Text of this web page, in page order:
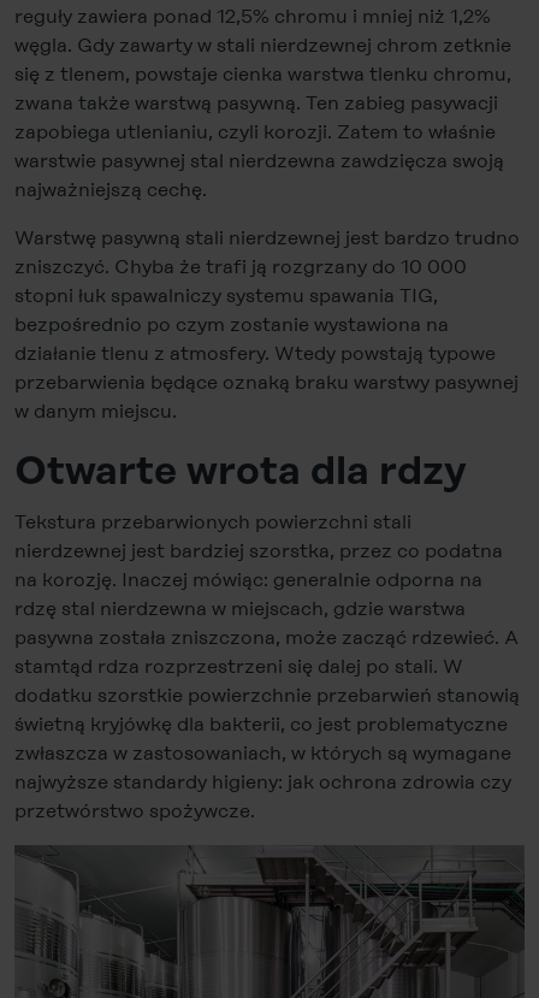
reguły zawiera ponad 12,5% chromu i mniej niż 1,2%
węgla. Gdy zawarty w stali nierdzewnej chrom zetknie
się z tlenem, powstaje cienka warstwa tlenku chromu,
zwana także warstwą pasywną. Ten zabieg pasywacji
zapobiega utlenianiu, czyli korozji. Zatem to właśnie
warstwie pasywnej stal nierdzewna zawdzięcza swoją
najważniejszą cechę.
Warstwę pasywną stali nierdzewnej jest bardzo trudno
zniszczyć. Chyba że trafi ją rozgrzany do 10 000
stopni łuk spawalniczy systemu spawania TIG,
bezpośrednio po czym zostanie wystawiona na
działanie tlenu z atmosfery. Wtedy powstają typowe
przebarwienia będące oznaką braku warstwy pasywnej
w danym miejscu.
Otwarte wrota dla rdzy
Tekstura przebarwionych powierzchni stali
nierdzewnej jest bardziej szorstka, przez co podatna
na korozję. Inaczej mówiąc: generalnie odporna na
rdzę stal nierdzewna w miejscach, gdzie warstwa
pasywna została zniszczona, może zacząć rdzewieć. A
stamtąd rdza rozprzestrzeni się dalej po stali. W
dodatku szorstkie powierzchnie przebarwień stanowią
świetną kryjówkę dla bakterii, co jest problematyczne
zwłaszcza w zastosowaniach, w których są wymagane
najwyższe standardy higieny: jak ochrona zdrowia czy
przetwórstwo spożywcze.